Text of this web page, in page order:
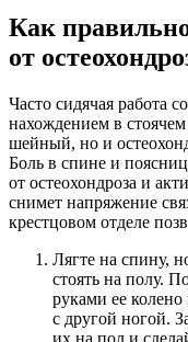
Как
от
Часто сидячая работа
нахождением в
шейный, но и
Боль в спине и
от остеохондроза и
снимет напряжение
крестцовом отделе
Лягте на спину,
стоять на полу.
руками ее
с другой ногой.
их на пол и